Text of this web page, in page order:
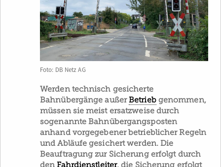
Foto: DB Netz AG
Werden technisch gesicherte
Bahnübergänge außerBetriebgenommen,
müssen sie meist ersatzweise durch
sogenannte Bahnübergangsposten
anhand vorgegebener betrieblicher Regeln
und Abläufe gesichert werden. Die
Beauftragung zur Sicherung erfolgt durch
denFahrdienstleiter, die Sicherung erfolgt